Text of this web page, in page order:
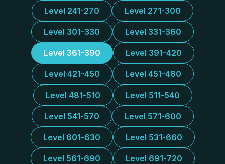
Level 241-270 Level 271-300
Level 301-330 Level 331-360
Level 361-390 Level 391-420
Level 421-450 Level 451-480
Level 481-510 Level 511-540
Level 541-570 Level 571-600
Level 601-630 Level 531-660
Level 561-690 Level 691-720